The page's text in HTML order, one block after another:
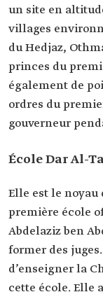
un site en
villages
du Hedjaz,
princes du
également de
ordres du
gouverneur
École Dar Al-
Elle est le noyau
première école
Abdelaziz ben
former des
d’enseigner la
cette école. Elle